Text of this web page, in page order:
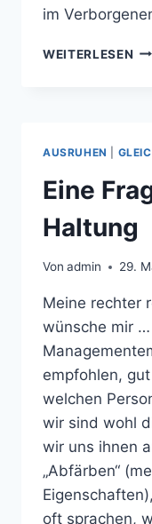
im
WEITERLESEN
AUSRUHEN
Eine
Haltung
Von admin 29.
Meine rechter
wünsche mir
empfohlen,
welchen
wir sind wohl
wir uns ihnen
„Abfärben“
oft sprachen,